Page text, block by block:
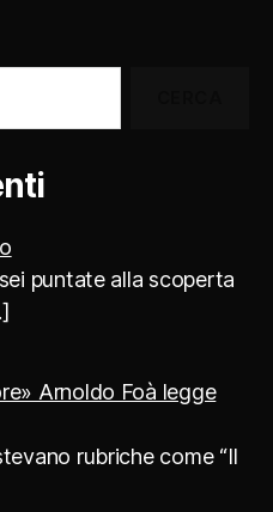
puntate alla scoperta
Arnoldo Foà legge
rubriche come “Il